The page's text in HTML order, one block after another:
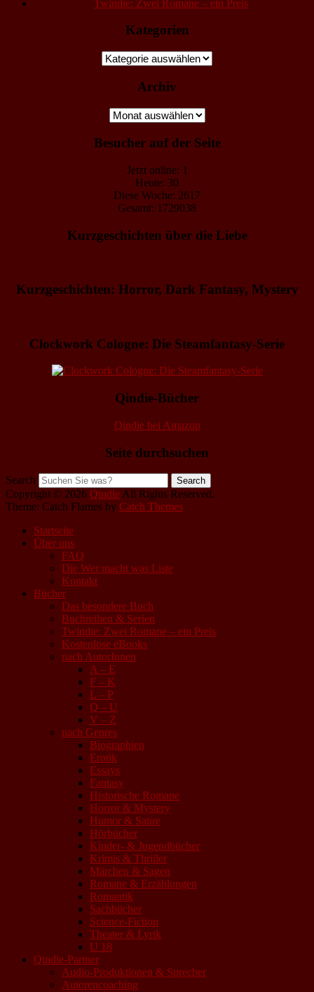
Twindie: Zwei Romane – ein Preis
Kategorien
Kategorien
Archiv
Archiv
Besucher auf der Seite
Jetzt online: 1
Heute: 30
Diese Woche: 2617
Gesamt: 1729038
Kurzgeschichten über die Liebe
Kurzgeschichten: Horror, Dark Fantasy, Mystery
Clockwork Cologne: Die Steamfantasy-Serie
Qindie-Bücher
Qindie bei Amazon
Seite durchsuchen
Search
Copyright © 2026 Qindie All Rights Reserved.
Theme: Catch Flames by Catch Themes
Startseite
Über uns
FAQ
Die Wer macht was Liste
Kontakt
Bücher
Das besondere Buch
Buchreihen & Serien
Twindie: Zwei Romane – ein Preis
Kostenlose eBooks
nach AutorInnen
A – E
F – K
L – P
Q – U
V – Z
nach Genres
Biographien
Erotik
Essays
Fantasy
Historische Romane
Horror & Mystery
Humor & Satire
Hörbücher
Kinder- & Jugendbücher
Krimis & Thriller
Märchen & Sagen
Romane & Erzählungen
Romantik
Sachbücher
Science-Fiction
Theater & Lyrik
U 18
Qindie-Partner
Audio-Produktionen & Sprecher
Autorencoaching